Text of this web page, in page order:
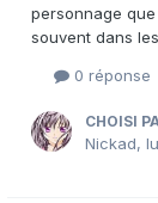
personnage
souvent dans
0 réponse
CHOISI
Nickad,